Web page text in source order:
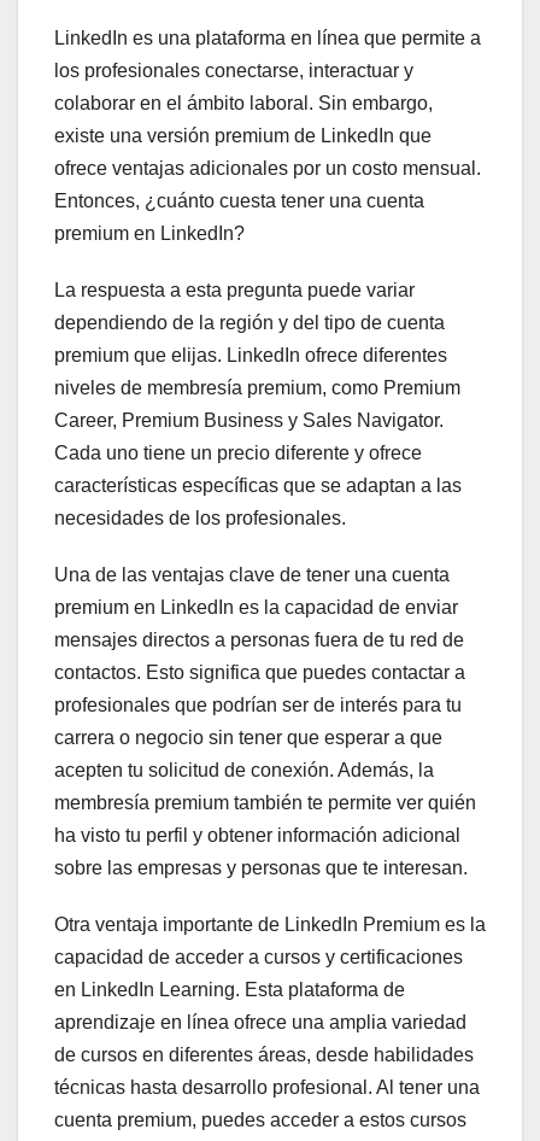
LinkedIn es una plataforma en línea que permite a
los profesionales conectarse, interactuar y
colaborar en el ámbito laboral. Sin embargo,
existe una versión premium de LinkedIn que
ofrece ventajas adicionales por un costo mensual.
Entonces, ¿cuánto cuesta tener una cuenta
premium en LinkedIn?
La respuesta a esta pregunta puede variar
dependiendo de la región y del tipo de cuenta
premium que elijas. LinkedIn ofrece diferentes
niveles de membresía premium, como Premium
Career, Premium Business y Sales Navigator.
Cada uno tiene un precio diferente y ofrece
características específicas que se adaptan a las
necesidades de los profesionales.
Una de las ventajas clave de tener una cuenta
premium en LinkedIn es la capacidad de enviar
mensajes directos a personas fuera de tu red de
contactos. Esto significa que puedes contactar a
profesionales que podrían ser de interés para tu
carrera o negocio sin tener que esperar a que
acepten tu solicitud de conexión. Además, la
membresía premium también te permite ver quién
ha visto tu perfil y obtener información adicional
sobre las empresas y personas que te interesan.
Otra ventaja importante de LinkedIn Premium es la
capacidad de acceder a cursos y certificaciones
en LinkedIn Learning. Esta plataforma de
aprendizaje en línea ofrece una amplia variedad
de cursos en diferentes áreas, desde habilidades
técnicas hasta desarrollo profesional. Al tener una
cuenta premium, puedes acceder a estos cursos